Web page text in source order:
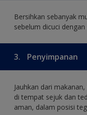
Bersihkan sebanyak
sebelum dicuci dengan
3. Penyimpanan
Jauhkan dari
di tempat sejuk dan
aman, dalam posisi